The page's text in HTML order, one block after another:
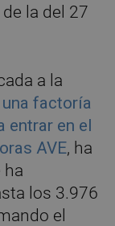
la del 27
a la
factoría
entrar en el
AVE, ha
ha
los 3.976
el